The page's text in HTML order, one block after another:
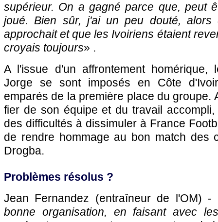
supérieur. On a gagné parce que, peut
joué. Bien sûr, j'ai un peu douté,
approchait et que les Ivoiriens étaient
croyais toujours» .
A l'issue d'un affrontement homérique,
Jorge se sont imposés en Côte
emparés de la première place du groupe.
fier de son équipe et du travail
des difficultés à dissimuler à France
de rendre hommage au bon match des
Drogba.
Problèmes résolus ?
Jean Fernandez (entraîneur de l'OM) -
bonne organisation, en faisant avec